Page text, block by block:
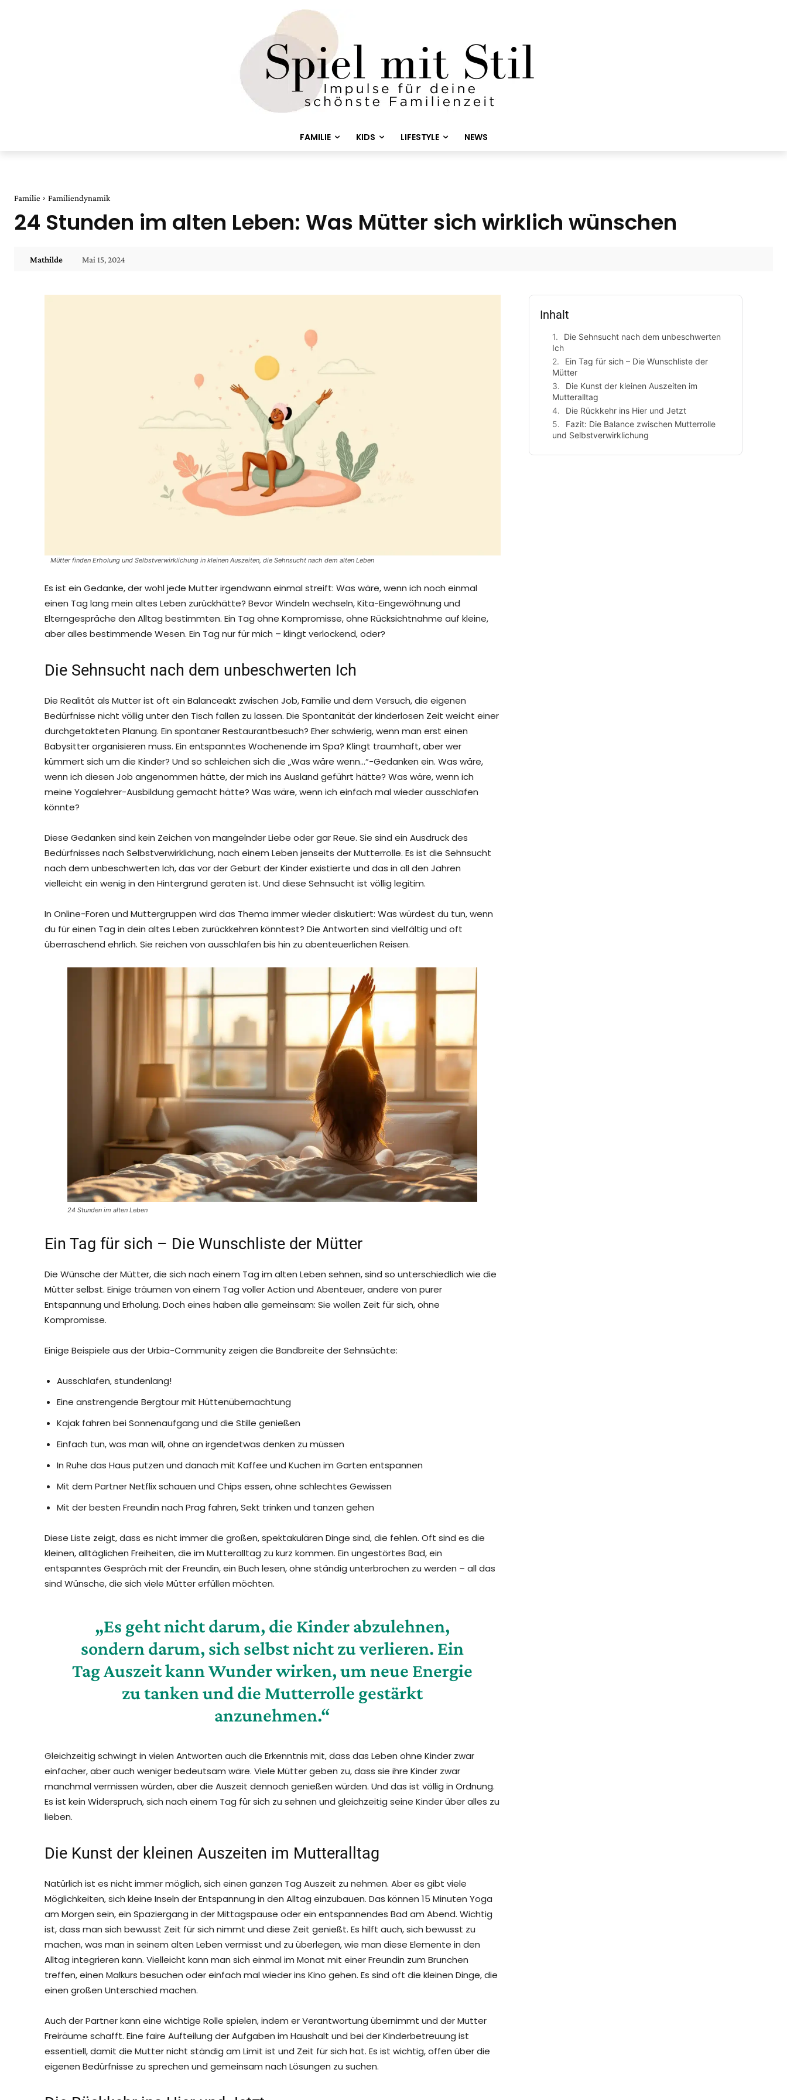
FAMILIE KIDS LIFESTYLE NEWS
Familie Familiendynamik
24 Stunden im alten Leben: Was Mütter sich wirklich wünschen
Mathilde Mai 15, 2024
Mütter finden Erholung und Selbstverwirklichung in kleinen Auszeiten, die Sehnsucht nach dem alten Leben
Es ist ein Gedanke, der wohl jede Mutter irgendwann einmal streift: Was wäre, wenn ich noch einmal
einen Tag lang mein altes Leben zurückhätte? Bevor Windeln wechseln, Kita-Eingewöhnung und
Elterngespräche den Alltag bestimmten. Ein Tag ohne Kompromisse, ohne Rücksichtnahme auf kleine,
aber alles bestimmende Wesen. Ein Tag nur für mich – klingt verlockend, oder?
Die Sehnsucht nach dem unbeschwerten Ich
Die Realität als Mutter ist oft ein Balanceakt zwischen Job, Familie und dem Versuch, die eigenen
Bedürfnisse nicht völlig unter den Tisch fallen zu lassen. Die Spontanität der kinderlosen Zeit weicht einer
durchgetakteten Planung. Ein spontaner Restaurantbesuch? Eher schwierig, wenn man erst einen
Babysitter organisieren muss. Ein entspanntes Wochenende im Spa? Klingt traumhaft, aber wer
kümmert sich um die Kinder? Und so schleichen sich die „Was wäre wenn…“-Gedanken ein. Was wäre,
wenn ich diesen Job angenommen hätte, der mich ins Ausland geführt hätte? Was wäre, wenn ich
meine Yogalehrer-Ausbildung gemacht hätte? Was wäre, wenn ich einfach mal wieder ausschlafen
könnte?
Diese Gedanken sind kein Zeichen von mangelnder Liebe oder gar Reue. Sie sind ein Ausdruck des
Bedürfnisses nach Selbstverwirklichung, nach einem Leben jenseits der Mutterrolle. Es ist die Sehnsucht
nach dem unbeschwerten Ich, das vor der Geburt der Kinder existierte und das in all den Jahren
vielleicht ein wenig in den Hintergrund geraten ist. Und diese Sehnsucht ist völlig legitim.
In Online-Foren und Muttergruppen wird das Thema immer wieder diskutiert: Was würdest du tun, wenn
du für einen Tag in dein altes Leben zurückkehren könntest? Die Antworten sind vielfältig und oft
überraschend ehrlich. Sie reichen von ausschlafen bis hin zu abenteuerlichen Reisen.
24 Stunden im alten Leben
Ein Tag für sich – Die Wunschliste der Mütter
Die Wünsche der Mütter, die sich nach einem Tag im alten Leben sehnen, sind so unterschiedlich wie die
Mütter selbst. Einige träumen von einem Tag voller Action und Abenteuer, andere von purer
Entspannung und Erholung. Doch eines haben alle gemeinsam: Sie wollen Zeit für sich, ohne
Kompromisse.
Einige Beispiele aus der Urbia-Community zeigen die Bandbreite der Sehnsüchte:
Ausschlafen, stundenlang!
Eine anstrengende Bergtour mit Hüttenübernachtung
Kajak fahren bei Sonnenaufgang und die Stille genießen
Einfach tun, was man will, ohne an irgendetwas denken zu müssen
In Ruhe das Haus putzen und danach mit Kaffee und Kuchen im Garten entspannen
Mit dem Partner Netflix schauen und Chips essen, ohne schlechtes Gewissen
Mit der besten Freundin nach Prag fahren, Sekt trinken und tanzen gehen
Diese Liste zeigt, dass es nicht immer die großen, spektakulären Dinge sind, die fehlen. Oft sind es die
kleinen, alltäglichen Freiheiten, die im Mutteralltag zu kurz kommen. Ein ungestörtes Bad, ein
entspanntes Gespräch mit der Freundin, ein Buch lesen, ohne ständig unterbrochen zu werden – all das
sind Wünsche, die sich viele Mütter erfüllen möchten.
„Es geht nicht darum, die Kinder abzulehnen,
sondern darum, sich selbst nicht zu verlieren. Ein
Tag Auszeit kann Wunder wirken, um neue Energie
zu tanken und die Mutterrolle gestärkt
anzunehmen.“
Gleichzeitig schwingt in vielen Antworten auch die Erkenntnis mit, dass das Leben ohne Kinder zwar
einfacher, aber auch weniger bedeutsam wäre. Viele Mütter geben zu, dass sie ihre Kinder zwar
manchmal vermissen würden, aber die Auszeit dennoch genießen würden. Und das ist völlig in Ordnung.
Es ist kein Widerspruch, sich nach einem Tag für sich zu sehnen und gleichzeitig seine Kinder über alles zu
lieben.
Die Kunst der kleinen Auszeiten im Mutteralltag
Natürlich ist es nicht immer möglich, sich einen ganzen Tag Auszeit zu nehmen. Aber es gibt viele
Möglichkeiten, sich kleine Inseln der Entspannung in den Alltag einzubauen. Das können 15 Minuten Yoga
am Morgen sein, ein Spaziergang in der Mittagspause oder ein entspannendes Bad am Abend. Wichtig
ist, dass man sich bewusst Zeit für sich nimmt und diese Zeit genießt. Es hilft auch, sich bewusst zu
machen, was man in seinem alten Leben vermisst und zu überlegen, wie man diese Elemente in den
Alltag integrieren kann. Vielleicht kann man sich einmal im Monat mit einer Freundin zum Brunchen
treffen, einen Malkurs besuchen oder einfach mal wieder ins Kino gehen. Es sind oft die kleinen Dinge, die
einen großen Unterschied machen.
Auch der Partner kann eine wichtige Rolle spielen, indem er Verantwortung übernimmt und der Mutter
Freiräume schafft. Eine faire Aufteilung der Aufgaben im Haushalt und bei der Kinderbetreuung ist
essentiell, damit die Mutter nicht ständig am Limit ist und Zeit für sich hat. Es ist wichtig, offen über die
eigenen Bedürfnisse zu sprechen und gemeinsam nach Lösungen zu suchen.
Inhalt
Die Sehnsucht nach dem unbeschwerten
Ich
Ein Tag für sich – Die Wunschliste der
Mütter
Die Kunst der kleinen Auszeiten im
Mutteralltag
Die Rückkehr ins Hier und Jetzt
Fazit: Die Balance zwischen Mutterrolle
und Selbstverwirklichung